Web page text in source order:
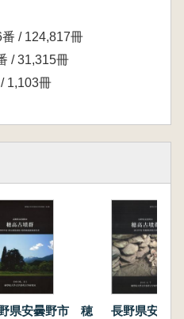
/ 124,817冊
/ 31,315冊
1,103冊
県安曇野市 穂
長野県安曇